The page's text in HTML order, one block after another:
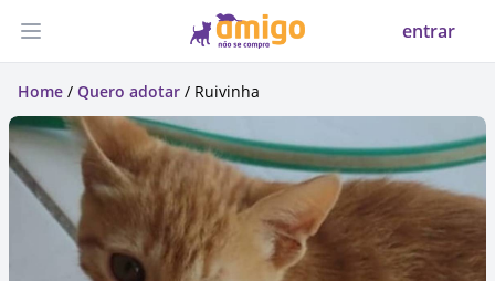
Abrir menu entrar
Home / Quero adotar / Ruivinha